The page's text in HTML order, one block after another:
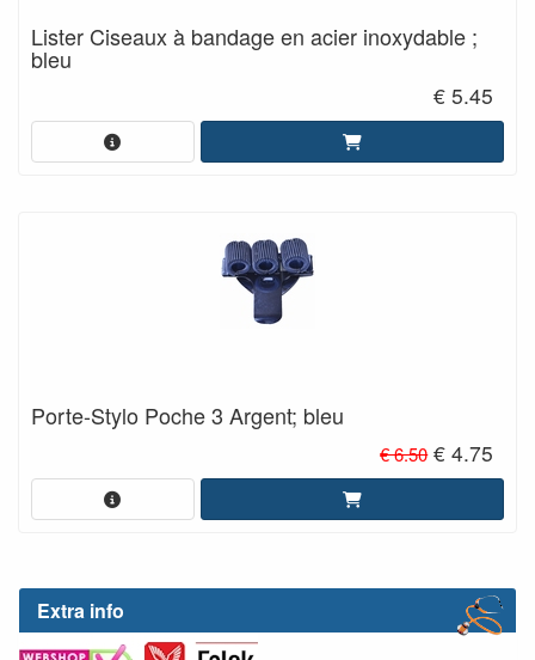
Extra info
Lister Ciseaux à bandage en acier inoxydable ;
bleu
€ 5.45
Porte-Stylo Poche 3 Argent; bleu
€ 6.50€ 4.75